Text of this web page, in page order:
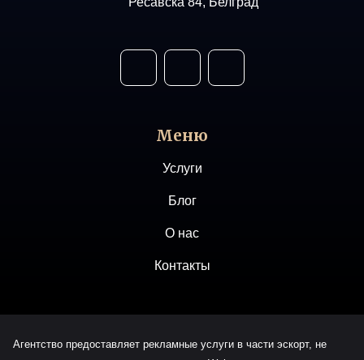
Меню
Услуги
Блог
О нас
Контакты
Агентство предоставляет рекламные услуги в части эскорт, не